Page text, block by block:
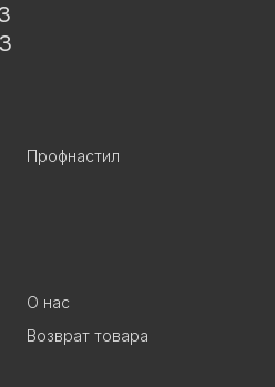
Профнастил
О нас
Возврат товара